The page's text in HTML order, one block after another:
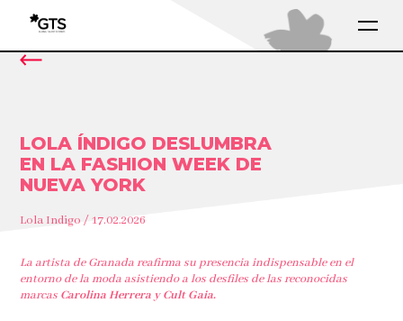
LOLA ÍNDIGO DESLUMBRA
EN LA FASHION WEEK DE
NUEVA YORK
Lola Indigo / 17.02.2026
La artista de Granada reafirma su presencia indispensable en el
entorno de la moda asistiendo a los desfiles de las reconocidas
marcasCarolina Herrera y Cult Gaia.